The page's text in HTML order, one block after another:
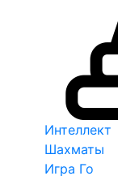
Интеллект
Шахматы
Игра Го